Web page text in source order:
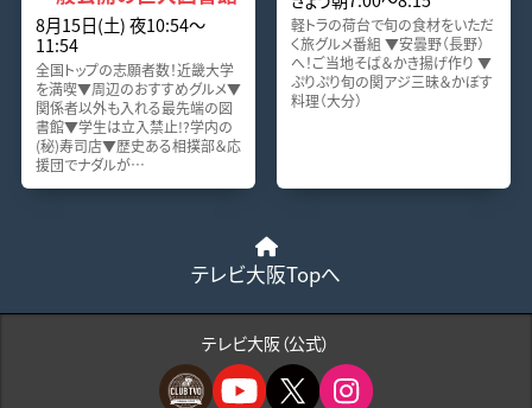
8月15日(土) 夜10:54〜
11:54
全国トップの志願者数！近畿大学
を満喫▼周辺のおすすめグルメ▼
関係者以外も入れる最先端の図
書館▼学生は立入禁止!?学内の
(秘)寿司店▼歴史ある相撲部＆応
援団でナダルが…
軽トラの荷台で旬の食材をいただ
く旅グルメ番組 ▼安曇野（長野）
へ！ご当地そば＆かき揚げ作り ▼
ぷりぷり旬の関アジ三昧＆かぼす
料理（大分）
テレビ大阪Topへ
テレビ大阪（公式）